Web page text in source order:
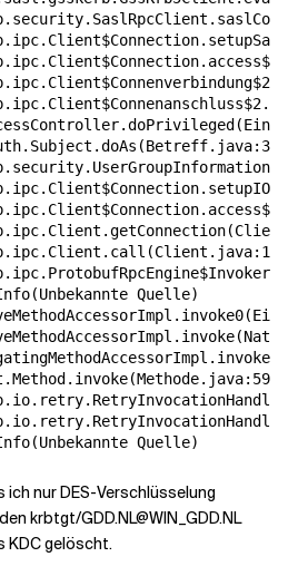
$C
$Connection.access
$Connenverbindung$2
$Connenanschluss$2
(
(Betreff.java:396
$C
$Connection.access
(
(
(Unbekannte Quelle)
(
(
(Methode.java:597
(Unbekannte Quelle)
nur DES-Verschlüsselung
krbtgt/GDD.NL@WIN_GDD.NL
KDC gelöscht.